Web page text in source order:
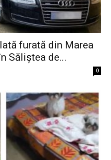
furată din Marea
Săliștea de...
0